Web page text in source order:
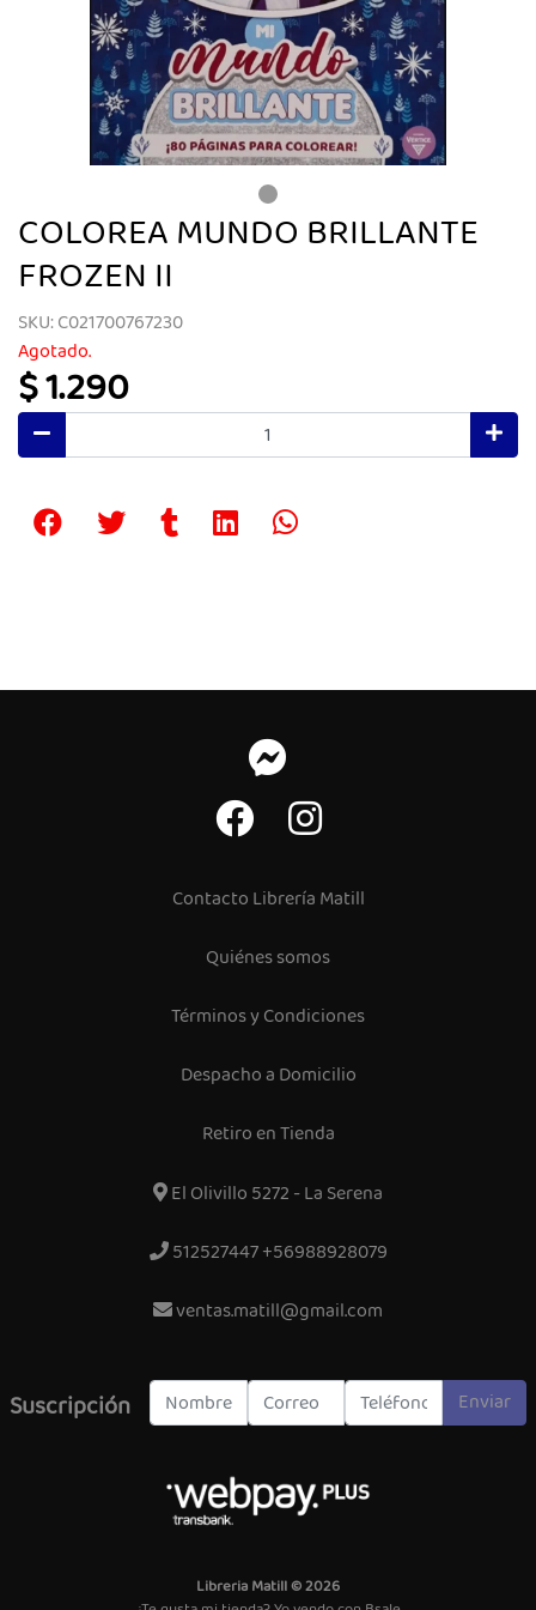
COLOREA MUNDO BRILLANTE
FROZEN II
SKU: C021700767230
Agotado.
$ 1.290
Contacto Librería Matill
Quiénes somos
Términos y Condiciones
Despacho a Domicilio
Retiro en Tienda
El Olivillo 5272 - La Serena
512527447 +56988928079
ventas.matill@gmail.com
Suscripción Enviar
Libreria Matill © 2026